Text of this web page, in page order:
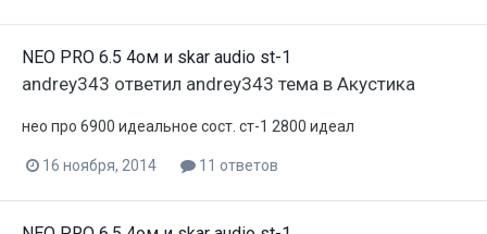
NEO PRO 6.5 4ом и skar audio st-1
andrey343 ответил andrey343 тема в Акустика
нео про 6900 идеальное сост. ст-1 2800 идеал
16 ноября, 2014 11 ответов